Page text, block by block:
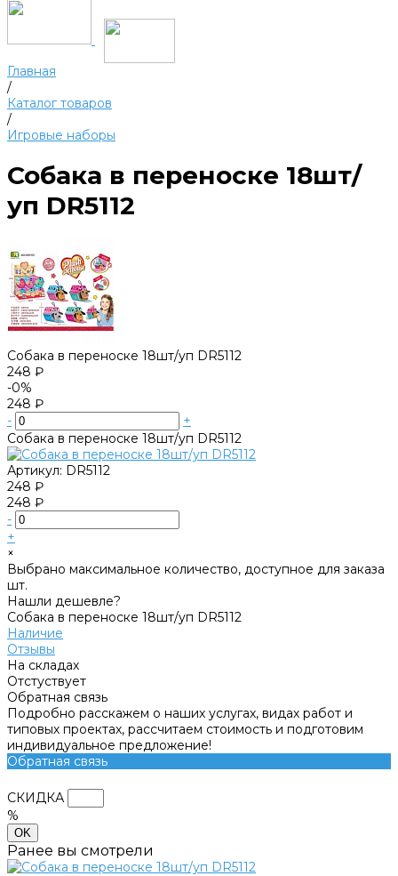
Главная
/
Каталог товаров
/
Игровые наборы
Собака в переноске 18шт/
уп DR5112
Собака в переноске 18шт/уп DR5112
248 ₽
-0%
248 ₽
-
+
Собака в переноске 18шт/уп DR5112
Артикул: DR5112
248 ₽
248 ₽
-
+
×
Выбрано максимальное количество, доступное для заказа
шт.
Нашли дешевле?
Собака в переноске 18шт/уп DR5112
Наличие
Отзывы
На складах
Отстуствует
Обратная связь
Подробно расскажем о наших услугах, видах работ и
типовых проектах, рассчитаем стоимость и подготовим
индивидуальное предложение!
Обратная связь
СКИДКА
%
OK
Ранее вы смотрели